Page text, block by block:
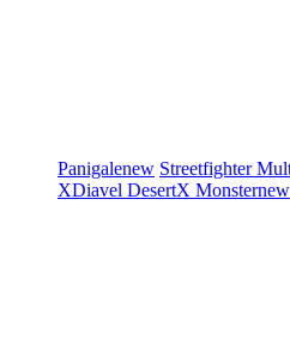
Panigalenew Streetfighter
XDiavel DesertX Monsternew